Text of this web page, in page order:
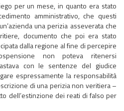
per un mese, in quanto era stato
amministrativo, che questi
una perizia asseverata che
documento che poi era stato
dalla regione al fine di percepire
non poteva ritenersi
con le sentenze del giudice
espressamente la responsabilità
di una perizia non veritiera –
dell’estinzione dei reati di falso per